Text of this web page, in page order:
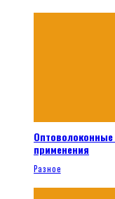
применения
Разное